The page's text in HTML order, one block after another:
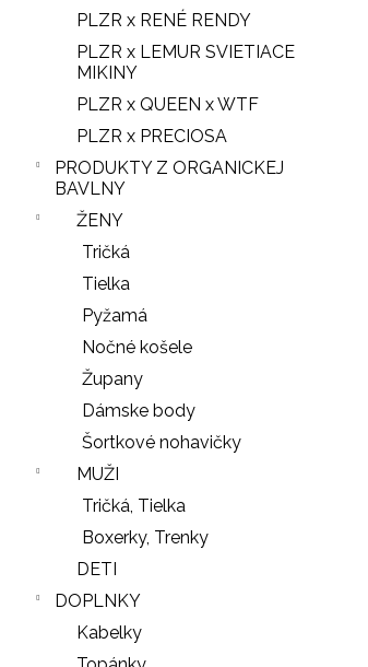
PLZR x RENÉ RENDY
PLZR x LEMUR SVIETIACE
MIKINY
PLZR x QUEEN x WTF
PLZR x PRECIOSA
PRODUKTY Z ORGANICKEJ
BAVLNY
ŽENY
Tričká
Tielka
Pyžamá
Nočné košele
Župany
Dámske body
Šortkové nohavičky
MUŽI
Tričká, Tielka
Boxerky, Trenky
DETI
DOPLNKY
Kabelky